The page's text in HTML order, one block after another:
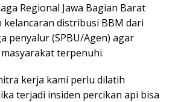
Regional Jawa Bagian Barat
kelancaran distribusi BBM dari
penyalur (SPBU/Agen) agar
terpenuhi.
kerja kami perlu dilatih
terjadi insiden percikan api bisa